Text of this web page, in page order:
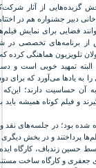
گزیده‌هایی از آثار
دبیر جشنواره هم در
فضایی برای نمایش
از برنامه‌های تخصصی در
تلویزیون هماهنگی کرده
البته تمهید خوبی است و
به یادها می‌آورد که برای
آن حساسیت دارند؛ این‌که
و فیلم کوتاه همیشه باید
شده بود؛ در جلسه‌های نقد
پرداختند و در بخش
حسین زندباف، کارگاه
جعفری و کارگاه ساخت